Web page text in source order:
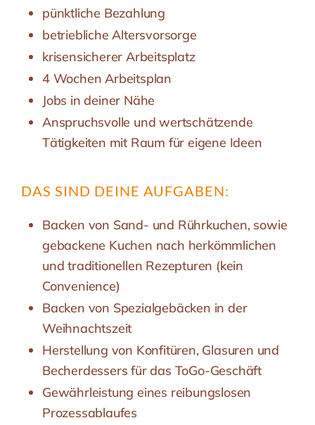
pünktliche Bezahlung
betriebliche Altersvorsorge
krisensicherer Arbeitsplatz
4 Wochen Arbeitsplan
Jobs in deiner Nähe
Anspruchsvolle und wertschätzende
Tätigkeiten mit Raum für eigene Ideen
DAS SIND DEINE AUFGABEN:
Backen von Sand- und Rührkuchen, sowie
gebackene Kuchen nach herkömmlichen
und traditionellen Rezepturen (kein
Convenience)
Backen von Spezialgebäcken in der
Weihnachtszeit
Herstellung von Konfitüren, Glasuren und
Becherdessers für das ToGo-Geschäft
Gewährleistung eines reibungslosen
Prozessablaufes